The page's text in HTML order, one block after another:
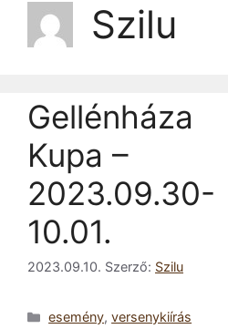
Szilu
Gellénháza
Kupa –
2023.09.30-
10.01.
2023.09.10. Szerző: Szilu
Kategória
esemény,versenykiírás